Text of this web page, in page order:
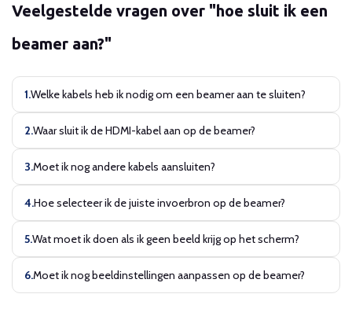
Veelgestelde vragen over "hoe sluit ik een
beamer aan?"
Welke kabels heb ik nodig om een beamer aan te sluiten?
Waar sluit ik de HDMI-kabel aan op de beamer?
Moet ik nog andere kabels aansluiten?
Hoe selecteer ik de juiste invoerbron op de beamer?
Wat moet ik doen als ik geen beeld krijg op het scherm?
Moet ik nog beeldinstellingen aanpassen op de beamer?